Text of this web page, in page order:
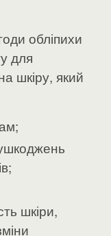
обліпихи
для
шкіру, який
шкіри,